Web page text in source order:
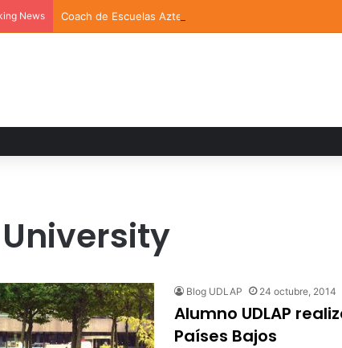
News Coach de Escuelas Aztecas UDLAP jugará el Mundial de
Blog UDLAP 24 octubre, 2014
Alumno UDLAP
Países Bajos